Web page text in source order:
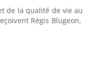
de la qualité de vie au
Régis Blugeon,